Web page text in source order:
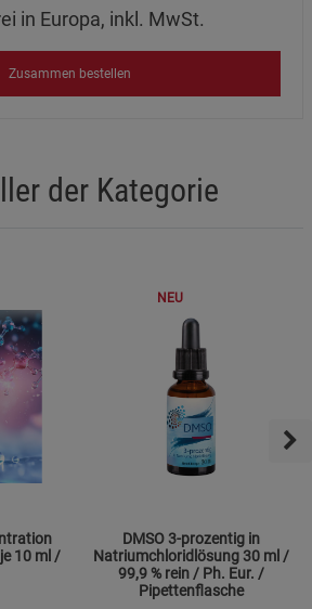
in Europa, inkl. MwSt.
Zusammen bestellen
der Kategorie
10 ml /
NEU
DMSO 3-prozentig in
Natriumchloridlösung 30 ml /
99,9 % rein / Ph. Eur. /
Pipettenflasche
Cookies